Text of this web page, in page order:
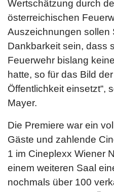
Wertschätzung durch
österreichischen
Auszeichnungen sollen
Dankbarkeit sein, dass
Feuerwehr bislang
hatte, so für das Bild
Öffentlichkeit einsetzt“,
Mayer.
Die Premiere war ein
Gäste und zahlende
1 im Cineplexx Wiener
einem weiteren Saal
nochmals über 100